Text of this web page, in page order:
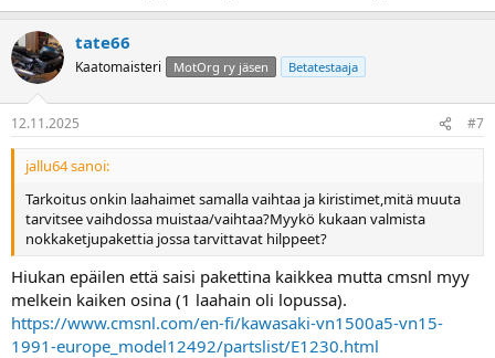
tate66
Kaatomaisteri MotOrg ry jäsen Betatestaaja
12.11.2025 #7
jallu64 sanoi:
Tarkoitus onkin laahaimet samalla vaihtaa ja kiristimet,mitä muuta
tarvitsee vaihdossa muistaa/vaihtaa?Myykö kukaan valmista
nokkaketjupakettia jossa tarvittavat hilppeet?
Hiukan epäilen että saisi pakettina kaikkea mutta cmsnl myy
melkein kaiken osina (1 laahain oli lopussa).
https://www.cmsnl.com/en-fi/kawasaki-vn1500a5-vn15-
1991-europe_model12492/partslist/E1230.html